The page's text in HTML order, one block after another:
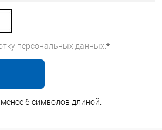
персональных данных. *
6 символов длиной.